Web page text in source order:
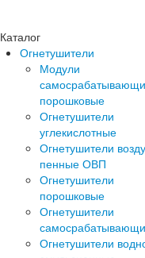
Каталог
Огнетушители
Модули
порошковые
Огнетушители
углекислотные
Огнетушители
пенные ОВП
Огнетушители
порошковые
Огнетушители
Огнетушители